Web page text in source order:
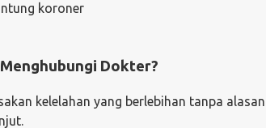
koroner
Dokter?
kelelahan yang berlebihan tanpa